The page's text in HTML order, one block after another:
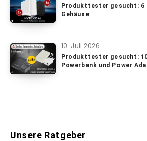
Produkttester gesucht: 6
Gehäuse
10. Juli 2026
Produkttester gesucht:
Powerbank und Power
Unsere Ratgeber